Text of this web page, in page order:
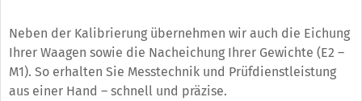
Neben der Kalibrierung übernehmen wir auch die Eichung
Ihrer Waagen sowie die Nacheichung Ihrer Gewichte (E2 –
M1). So erhalten Sie Messtechnik und Prüfdienstleistung
aus einer Hand – schnell und präzise.